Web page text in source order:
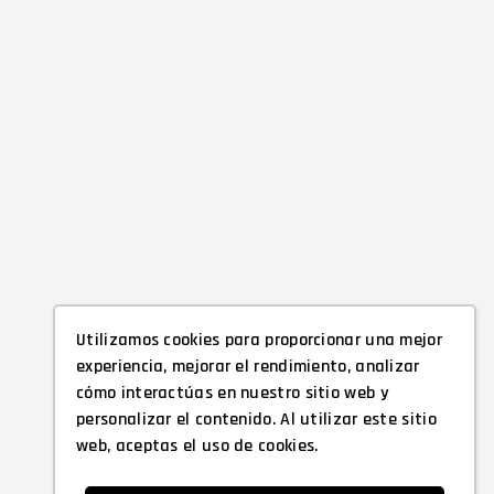
Utilizamos cookies para proporcionar una mejor
experiencia, mejorar el rendimiento, analizar
cómo interactúas en nuestro sitio web y
personalizar el contenido. Al utilizar este sitio
web, aceptas el uso de cookies.